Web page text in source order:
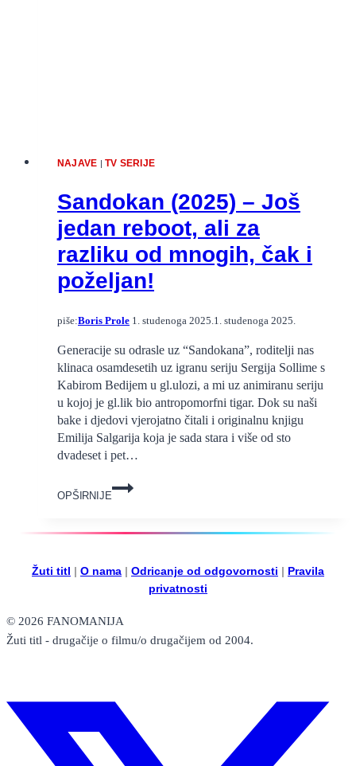
NAJAVE | TV SERIJE
Sandokan (2025) – Još
jedan reboot, ali za
razliku od mnogih, čak i
poželjan!
piše:Boris Prole 1. studenoga 2025. 1. studenoga 2025.
Generacije su odrasle uz “Sandokana”, roditelji nas
klinaca osamdesetih uz igranu seriju Sergija Sollime s
Kabirom Bedijem u gl.ulozi, a mi uz animiranu seriju
u kojoj je gl.lik bio antropomorfni tigar. Dok su naši
bake i djedovi vjerojatno čitali i originalnu knjigu
Emilija Salgarija koja je sada stara i više od sto
dvadeset i pet…
OPŠIRNIJE
Sandokan
(2025)
Još
reboot,
razliku
od
poželjan!
Žuti titl | O nama | Odricanje od odgovornosti | Pravila
privatnosti
© 2026 FANOMANIJA
Žuti titl - drugačije o filmu/o drugačijem od 2004.